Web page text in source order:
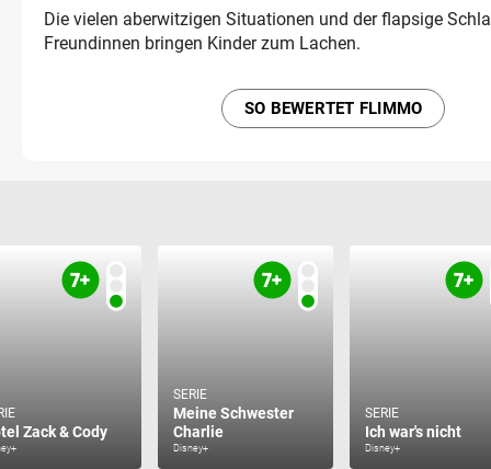
Die vielen aberwitzigen Situationen und der flapsige
Freundinnen bringen Kinder zum Lachen.
SO BEWERTET FLIMMO
Zack & Cody
SERIE
Meine Schwester
Charlie
Disney+
SERIE
Ich war's nicht
Disney+